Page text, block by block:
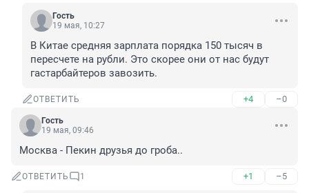
Гость
19 мая, 10:27
В Китае средняя зарплата порядка 150 тысяч в
пересчете на рубли. Это скорее они от нас будут
гастарбайтеров завозить.
ОТВЕТИТЬ +4 –0
Гость
19 мая, 09:46
Москва - Пекин друзья до гроба..
ОТВЕТИТЬ 1 +1 –5